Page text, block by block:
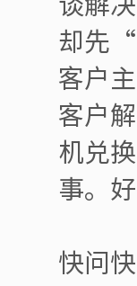
却先“
客户
客户
机兑
事。
快问